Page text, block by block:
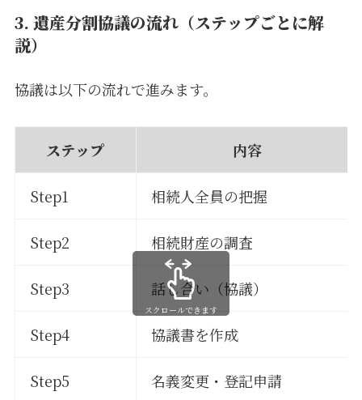
3. 遺産分割協議の流れ（ステップごとに解
説）
協議は以下の流れで進みます。
ステップ 内容
Step1 相続人全員の把握
Step2 相続財産の調査
Step3 話し合い（協議）
Step4 協議書を作成
Step5 名義変更・登記申請
スクロールできます